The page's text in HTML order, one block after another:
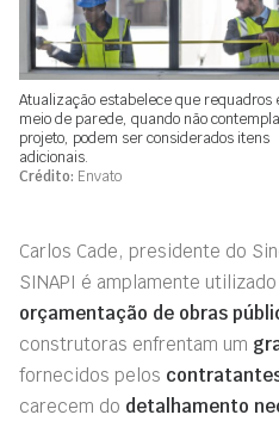
Atualização estabelece que requadros
meio de parede, quando não
projeto, podem ser considerados itens
adicionais.
Crédito: Envato
Carlos Cade, presidente do
SINAPI é amplamente
orçamentação de obras
construtoras enfrentam um
fornecidos pelos
carecem do detalhamento